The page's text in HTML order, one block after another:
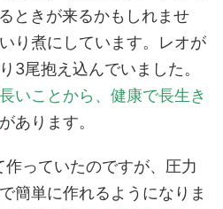
ときが来るかもしれませ
り煮にしています。レオが
3尾抱え込んでいました。
いことから、健康で長生き
があります。
っていたのですが、圧力
簡単に作れるようになりま